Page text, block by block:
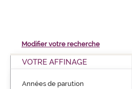
Modifier votre recherche
VOTRE AFFINAGE
Années de parution